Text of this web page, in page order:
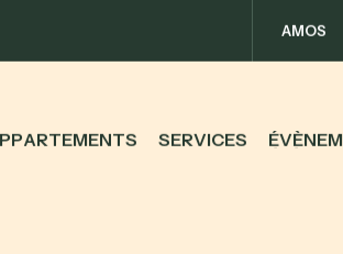
AMOS
PARTEMENTS SERVICES ÉVÈNEM